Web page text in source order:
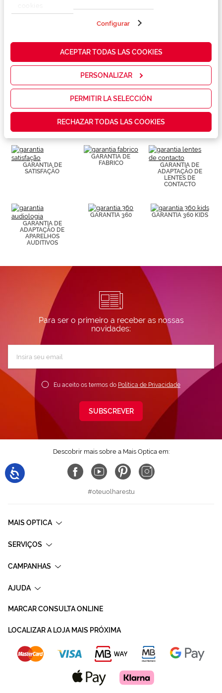
propias y de
cómo mejorar
servicios y
las
que realmente
contenidos
personalizados
para ti gracias
a un perfil
elaborado a
partir de tus
de páginas
visitadas).
Puedes
consultar más
información en
Cookies.
Configurar
ACEPTAR TODAS LAS COOKIES
PERSONALIZAR
PERMITIR LA SELECCIÓN
RECHAZAR TODAS LAS COOKIES
Serviços exclusivos
GARANTIA DE
SATISFAÇÃO
GARANTIA DE
FABRICO
GARANTIA DE
ADAPTAÇÃO DE
LENTES DE
CONTACTO
GARANTIA DE
ADAPTAÇÃO DE
APARELHOS
AUDITIVOS
GARANTIA 360 GARANTIA 360 KIDS
Para ser o primeiro a receber as nossas
novidades:
Newsletter:
Eu aceito os termos do Política de Privacidade
SUBSCREVER
Descobrir mais sobre a Mais Optica em:
#oteuolharestu
MAIS OPTICA
SERVIÇOS
CAMPANHAS
AJUDA
MARCAR CONSULTA ONLINE
LOCALIZAR A LOJA MAIS PRÓXIMA